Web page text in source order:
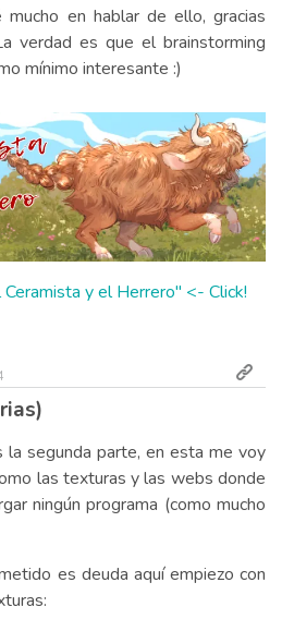
en hablar de ello, gracias
verdad es que el brainstorming
mínimo interesante :)
Ceramista y el Herrero" <- Click!
la segunda parte, en esta me voy
las texturas y las webs donde
ningún programa (como mucho
es deuda aquí empiezo con